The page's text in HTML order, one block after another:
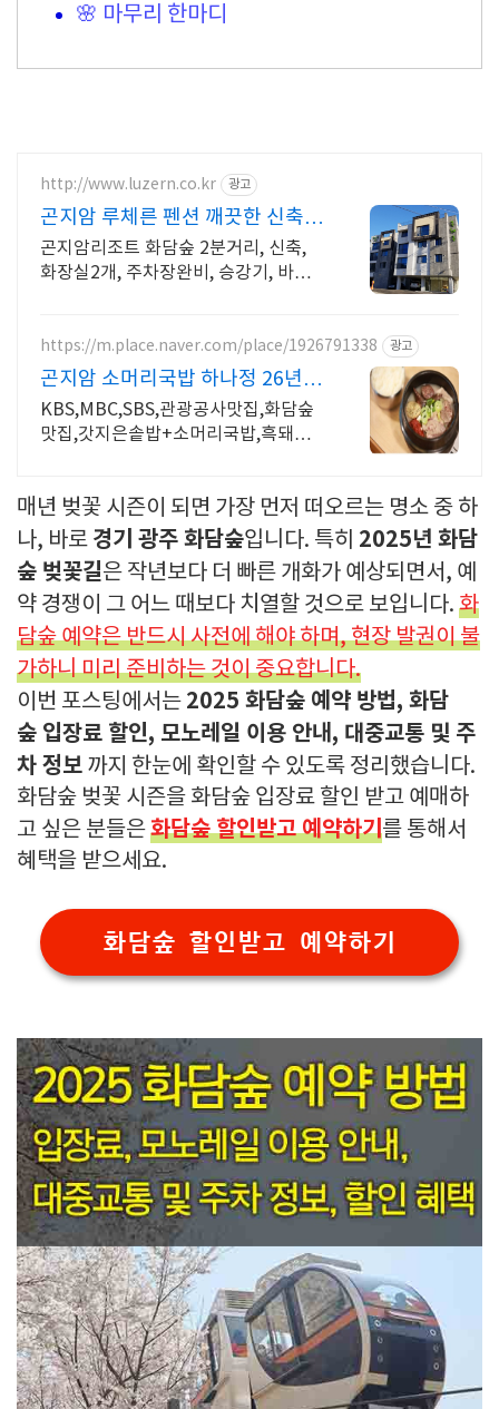
🌸 마무리 한마디
http://www.luzern.co.kr 광고
곤지암 루체른 펜션 깨끗한 신축 -
중형 평수
곤지암리조트 화담숲 2분거리, 신축,
화장실2개, 주차장완비, 승강기, 바베
https://m.place.naver.com/place/1926791338 광고
곤지암 소머리국밥 하나정 26년차
곤지암원조 수제순대
KBS,MBC,SBS,관광공사맛집,화담숲
맛집,갓지은솥밥+소머리국밥,흑돼지
매년 벚꽃 시즌이 되면 가장 먼저 떠오르는 명소 중 하
나, 바로 경기 광주 화담숲입니다. 특히 2025년 화담
숲 벚꽃길은 작년보다 더 빠른 개화가 예상되면서, 예
약 경쟁이 그 어느 때보다 치열할 것으로 보입니다. 화
담숲 예약은 반드시 사전에 해야 하며, 현장 발권이 불
가하니 미리 준비하는 것이 중요합니다.
이번 포스팅에서는 2025 화담숲 예약 방법, 화담
숲 입장료 할인, 모노레일 이용 안내, 대중교통 및 주
차 정보 까지 한눈에 확인할 수 있도록 정리했습니다.
화담숲 벚꽃 시즌을 화담숲 입장료 할인 받고 예매하
고 싶은 분들은화담숲 할인받고 예약하기를 통해서
혜택을 받으세요.
화담숲 할인받고 예약하기